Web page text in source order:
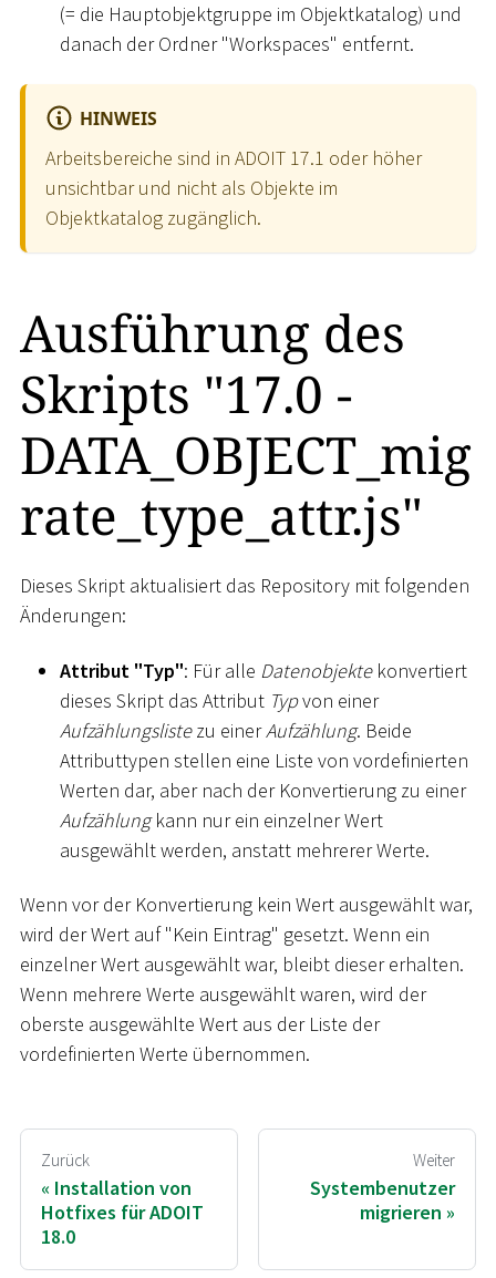
(= die Hauptobjektgruppe im Objektkatalog) und
danach der Ordner "Workspaces" entfernt.
HINWEIS
Arbeitsbereiche sind in ADOIT 17.1 oder höher
unsichtbar und nicht als Objekte im
Objektkatalog zugänglich.
Ausführung des
Skripts "17.0 -
DATA_OBJECT_mig
rate_type_attr.js"
Dieses Skript aktualisiert das Repository mit folgenden
Änderungen:
Attribut "Typ": Für alle Datenobjektekonvertiert
dieses Skript das Attribut Typvon einer
Aufzählungslistezu einerAufzählung. Beide
Attributtypen stellen eine Liste von vordefinierten
Werten dar, aber nach der Konvertierung zu einer
Aufzählungkann nur ein einzelner Wert
ausgewählt werden, anstatt mehrerer Werte.
Wenn vor der Konvertierung kein Wert ausgewählt war,
wird der Wert auf "Kein Eintrag" gesetzt. Wenn ein
einzelner Wert ausgewählt war, bleibt dieser erhalten.
Wenn mehrere Werte ausgewählt waren, wird der
oberste ausgewählte Wert aus der Liste der
vordefinierten Werte übernommen.
Zurück
Installation von
Hotfixes für ADOIT
18.0
Weiter
Systembenutzer
migrieren